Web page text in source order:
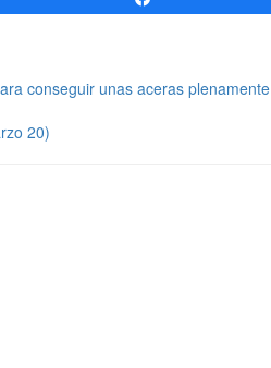
conseguir unas aceras plenamente
20)